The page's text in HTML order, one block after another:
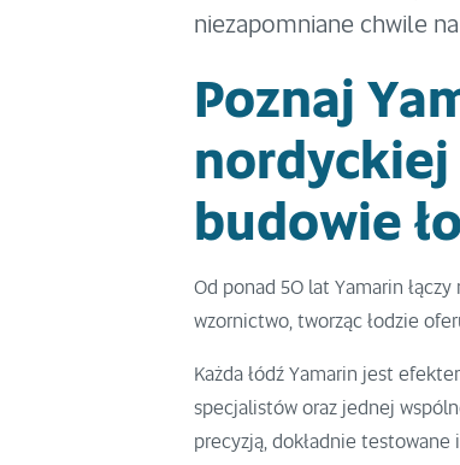
niezapomniane chwile
Poznaj
nordyckiej
budowie
Od ponad 50 lat Yamarin
wzornictwo, tworząc łodzie
Każda łódź Yamarin jest
specjalistów oraz jednej
precyzją, dokładnie testowane